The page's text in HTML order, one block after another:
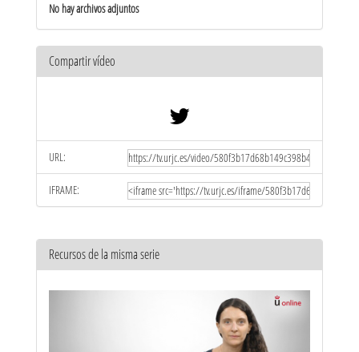
No hay archivos adjuntos
Compartir vídeo
URL:
IFRAME:
Recursos de la misma serie